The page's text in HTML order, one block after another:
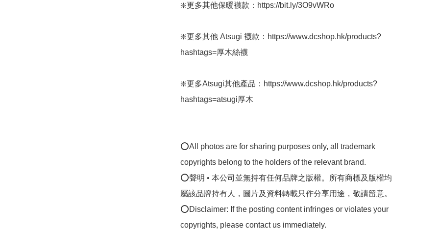
❇️更多其他保暖襪款：https://bit.ly/3O9vWRo
❇️更多其他 Atsugi 襪款：https://www.dcshop.hk/products?
hashtags=厚木絲襪
❇️更多Atsugi其他產品：https://www.dcshop.hk/products?
hashtags=atsugi厚木
⭕All photos are for sharing purposes only, all trademark
copyrights belong to the holders of the relevant brand.
⭕聲明 • 本公司並無持有任何品牌之版權。所有商標及版權均
屬該品牌持有人，圖片及資料轉載只作分享用途，敬請留意。
⭕Disclaimer: If the posting content infringes or violates your
copyrights, please contact us immediately.